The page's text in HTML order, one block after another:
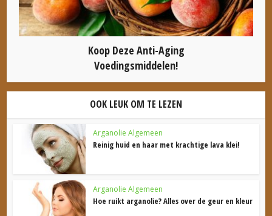
Koop Deze Anti-Aging
Voedingsmiddelen!
OOK LEUK OM TE LEZEN
Arganolie Algemeen
Reinig huid en haar met krachtige lava klei!
Arganolie Algemeen
Hoe ruikt arganolie? Alles over de geur en kleur